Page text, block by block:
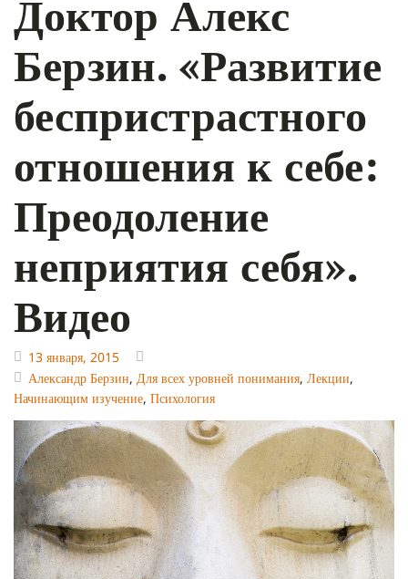
Доктор Алекс
Берзин. «Развитие
беспристрастного
отношения к себе:
Преодоление
неприятия себя».
Видео
13 января, 2015
Александр Берзин, Для всех уровней понимания, Лекции,
Начинающим изучение, Психология